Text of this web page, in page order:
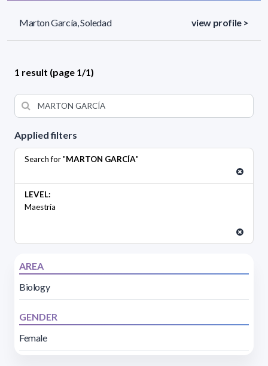
Applied filters
Search for "MARTON GARCÍA"
LEVEL:
Maestría
AREA
Biology
GENDER
Female
Marton García, Soledad view profile >
1 result (page 1/1)